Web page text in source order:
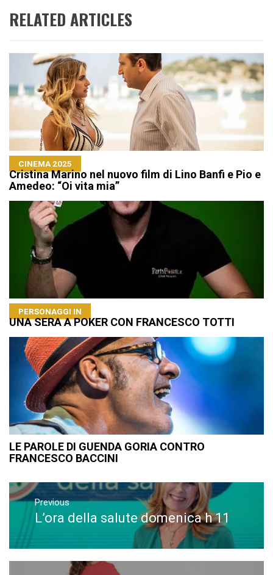
RELATED ARTICLES
CINEMA 2025
Cristina Marino nel nuovo film di Lino Banfi e Pio e
Amedeo: “Oi vita mia”
PERSONAGGI IN
UNA SERA A POKER CON FRANCESCO TOTTI
LE PAROLE DI GUENDA GORIA CONTRO
FRANCESCO BACCINI
Navigazione
articoli
Previous
Previous
L’ora della salute domenica h 11